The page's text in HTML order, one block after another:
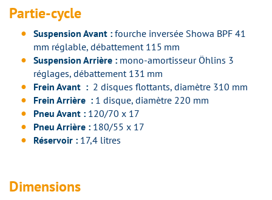
Partie-cycle
Suspension Avant : fourche inversée Showa BPF 41
mm réglable, débattement 115 mm
Suspension Arrière : mono-amortisseur Öhlins 3
réglages, débattement 131 mm
Frein Avant : 2 disques flottants, diamètre 310 mm
Frein Arrière : 1 disque, diamètre 220 mm
Pneu Avant : 120/70 x 17
Pneu Arrière : 180/55 x 17
Réservoir : 17,4 litres
Dimensions